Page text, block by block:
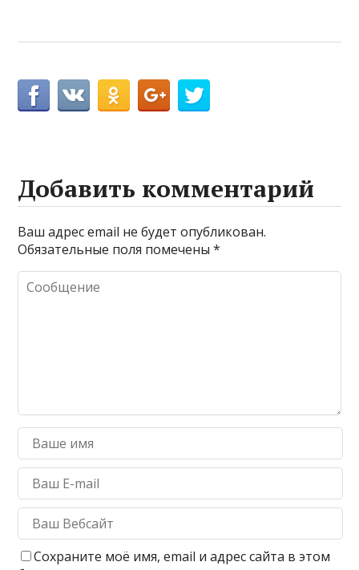
Добавить комментарий
Ваш адрес email не будет опубликован.
Обязательные поля помечены*
Сохраните моё имя, email и адрес сайта в этом